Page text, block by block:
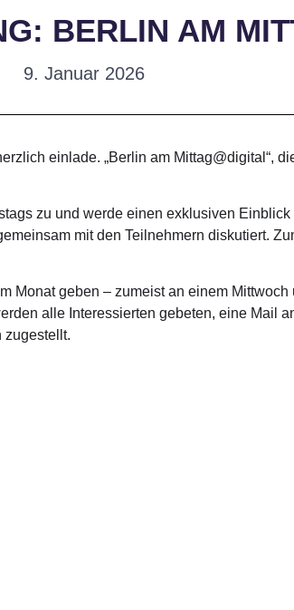
BERLIN AM
9. Januar 2026
einlade. „Berlin am Mittag@digital“,
zu und werde einen exklusiven
mit den Teilnehmern diskutiert.
Monat geben – zumeist an einem
alle Interessierten gebeten, eine Mail
zugestellt.